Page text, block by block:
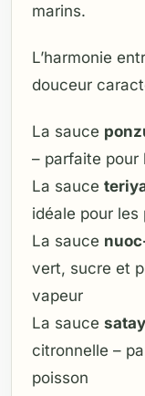
marins.
L’harmonie
douceur
La sauce
– parfaite pour
La sauce
idéale pour les
La sauce
vert, sucre et
vapeur
La sauce satay
citronnelle –
poisson